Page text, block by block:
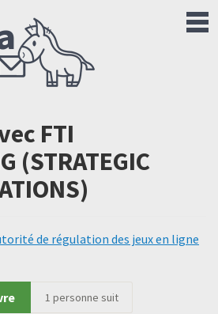
FTI
(STRATEGIC
de régulation des jeux en ligne
1 personne suit